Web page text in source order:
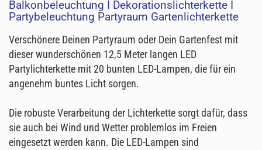
Balkonbeleuchtung I Dekorationslichterkette I
Partybeleuchtung Partyraum Gartenlichterkette
Verschönere Deinen Partyraum oder Dein Gartenfest mit
dieser wunderschönen 12,5 Meter langen LED
Partylichterkette mit 20 bunten LED-Lampen, die für ein
angenehm buntes Licht sorgen.
Die robuste Verarbeitung der Lichterkette sorgt dafür, dass
sie auch bei Wind und Wetter problemlos im Freien
eingesetzt werden kann. Die LED-Lampen sind